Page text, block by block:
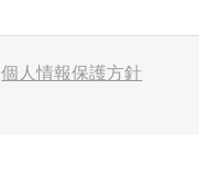
個人情報保護方針